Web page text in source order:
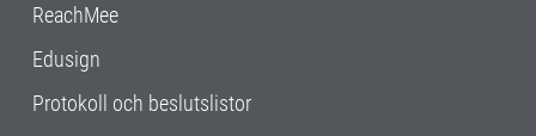
ReachMee
Edusign
Protokoll och beslutslistor